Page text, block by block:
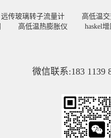
远传玻璃转子流量计
高低温
高低温热膨胀仪
haskel
微信联系:183 1139